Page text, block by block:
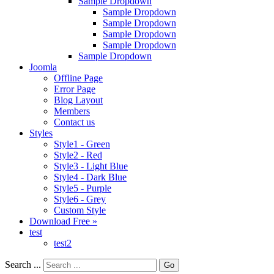
Sample Dropdown
Sample Dropdown
Sample Dropdown
Sample Dropdown
Sample Dropdown
Joomla
Offline Page
Error Page
Blog Layout
Members
Contact us
Styles
Style1 - Green
Style2 - Red
Style3 - Light Blue
Style4 - Dark Blue
Style5 - Purple
Style6 - Grey
Custom Style
Download Free »
test
test2
Search ... Go